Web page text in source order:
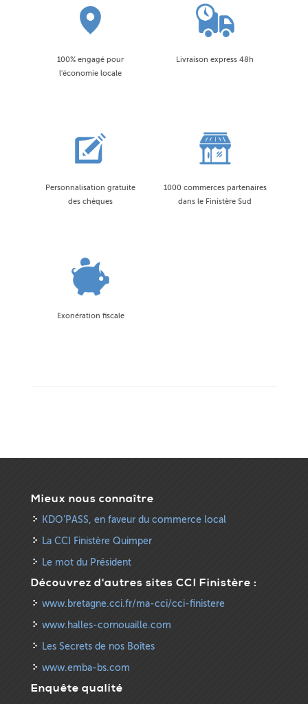
100% engagé pour
l'économie locale
Livraison express 48h
Personnalisation gratuite
des chèques
1000 commerces partenaires
dans le Finistère Sud
Exonération fiscale
Mieux nous connaître
KDO’PASS, en faveur du commerce local
La CCI Finistère Quimper
Le mot du Président
Découvrez d'autres sites CCI Finistère :
www.bretagne.cci.fr/ma-cci/cci-finistere
www.halles-cornouaille.com
Les Secrets de nos Boîtes
www.emba-bs.com
Enquête qualité